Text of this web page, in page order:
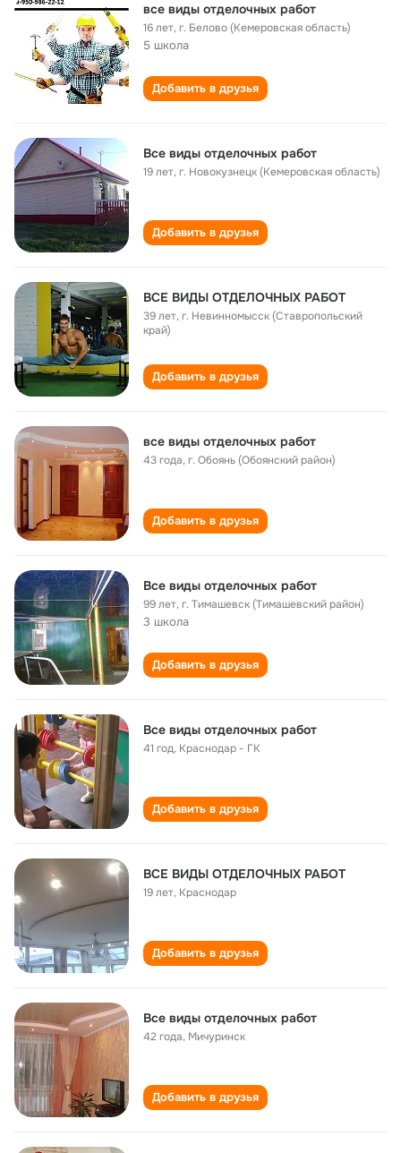
все виды отделочных работ
16 лет,г. Белово (Кемеровская область)
5 школа
Добавить в друзья
Все виды отделочных работ
19 лет,г. Новокузнецк (Кемеровская область)
Добавить в друзья
ВСЕ ВИДЫ ОТДЕЛОЧНЫХ РАБОТ
39 лет,г. Невинномысск (Ставропольский
край)
Добавить в друзья
все виды отделочных работ
43 года,г. Обоянь (Обоянский район)
Добавить в друзья
Все виды отделочных работ
99 лет,г. Тимашевск (Тимашевский район)
3 школа
Добавить в друзья
Все виды отделочных работ
41 год, Краснодар - ГК
Добавить в друзья
ВСЕ ВИДЫ ОТДЕЛОЧНЫХ РАБОТ
19 лет, Краснодар
Добавить в друзья
Все виды отделочных работ
42 года, Мичуринск
Добавить в друзья